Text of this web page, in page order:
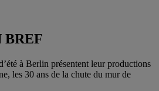
BREF
à Berlin présentent leur productions
les 30 ans de la chute du mur de